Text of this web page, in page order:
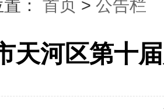
： 首页 > 公告栏
天河区第十